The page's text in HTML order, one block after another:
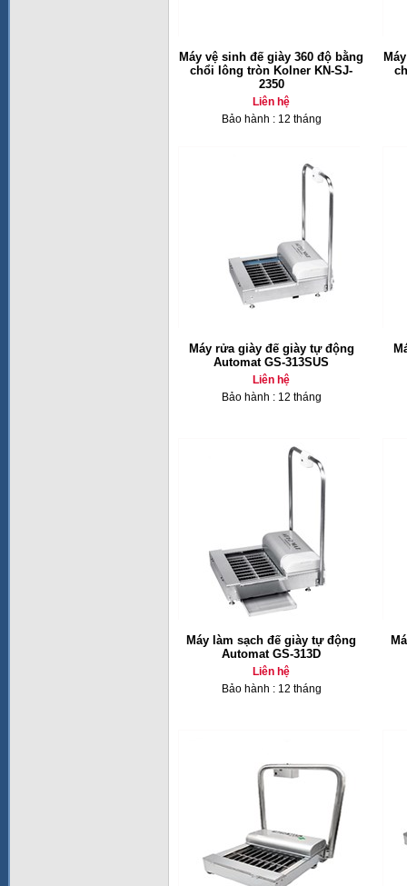
Máy vệ sinh đế giày 360 độ bằng
chổi lông tròn Kolner KN-SJ-
2350
Liên hệ
Bảo hành : 12 tháng
Máy rửa giày đế giày tự động
Automat GS-313SUS
Liên hệ
Bảo hành : 12 tháng
Máy làm sạch đế giày tự động
Automat GS-313D
Liên hệ
Bảo hành : 12 tháng